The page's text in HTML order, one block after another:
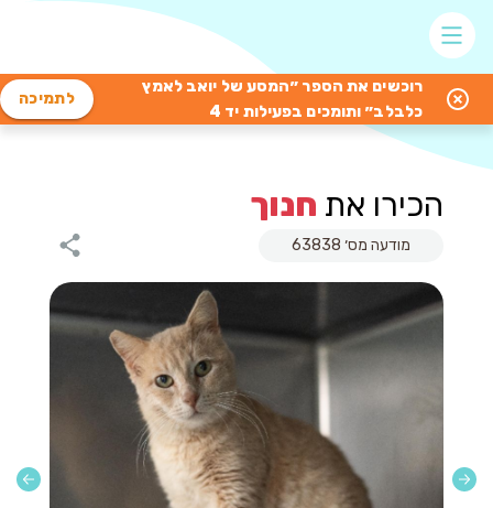
רוכשים את הספר ״המסע של יואב לאמץ
כלבלב״ ותומכים בפעילות יד 4
לתמיכה
הכירו את חנוך
מודעה מס׳ 63838